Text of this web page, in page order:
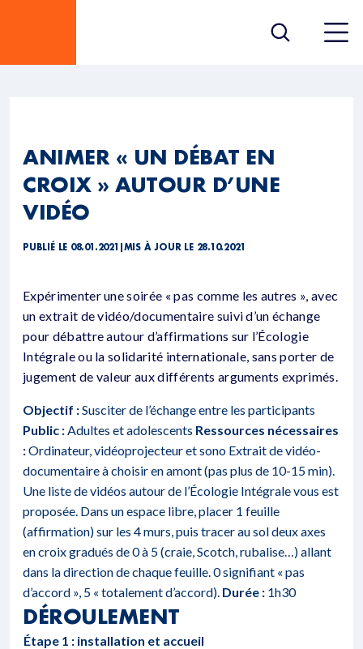
ANIMER « UN DÉBAT EN
CROIX » AUTOUR D’UNE
VIDÉO
PUBLIÉ LE 08.01.2021 MIS À JOUR LE 28.10.2021
Expérimenter une soirée « pas comme les autres », avec
un extrait de vidéo/documentaire suivi d’un échange
pour débattre autour d’affirmations sur l’Écologie
Intégrale ou la solidarité internationale, sans porter de
jugement de valeur aux différents arguments exprimés.
Objectif :Susciter de l’échange entre les participants
Public :Adultes et adolescents Ressources nécessaires
:Ordinateur, vidéoprojecteur et sono Extrait de vidéo-
documentaire à choisir en amont (pas plus de 10-15 min).
Une liste de vidéos autour de l’Écologie Intégrale vous est
proposée. Dans un espace libre, placer 1 feuille
(affirmation) sur les 4 murs, puis tracer au sol deux axes
en croix gradués de 0 à 5 (craie, Scotch, rubalise…) allant
dans la direction de chaque feuille. 0 signifiant « pas
d’accord », 5 « totalement d’accord). Durée : 1h30
DÉROULEMENT
Étape 1 : installation et accueil